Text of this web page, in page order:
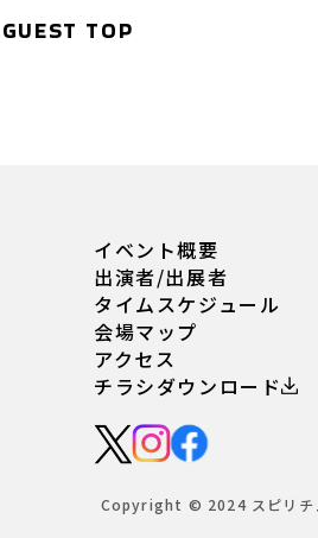
GUEST TOP
イベント概要
出演者/出展者
タイムスケジュール
会場マップ
アクセス
チラシダウンロード
Copyright © 2024 スピリチ